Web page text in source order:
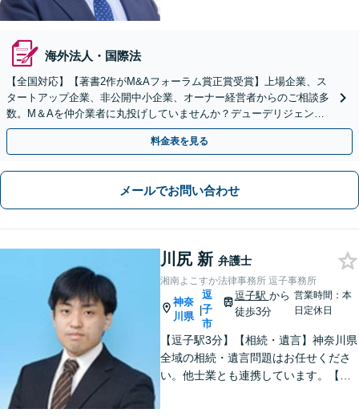
海外法人・国際法
【全国対応】【著書2作がM&Aフォーラム賞正賞受賞】上場企業、ス
タートアップ企業、非公開中小企業、オーナー経営者からのご相談多
数。M＆Aを仲介業者に丸投げしていませんか？デューデリジェンス
や契約書作成・交渉はお任せください【初回無料】
料金表を見る
メールでお問い合わせ
川尻 新 弁護士
湘南よこすか法律事務所 逗子事務所
神奈
川県
|
逗
子
市
逗子駅 から
徒歩3分
営業時間：本
日定休日
【逗子駅3分】【相続・遺言】神奈川県
全域の相続・遺言問題はお任せくださ
い。他士業とも連携しています。【離